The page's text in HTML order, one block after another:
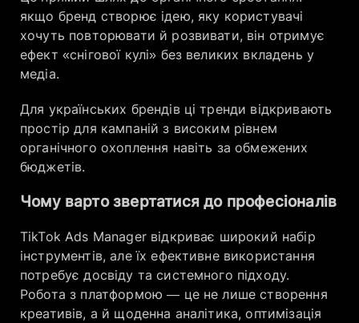
якщо бренд створює ідею, яку користувачі
хочуть повторювати й розвивати, він отримує
ефект «снігової кулі» без великих вкладень у
медіа.
Для українських брендів ці тренди відкривають
простір для кампаній з високим рівнем
органічного охоплення навіть за обмежених
бюджетів.
Чому варто звертатися до професіонал​ів
TikTok Ads Manager відкриває широкий набір
інструментів, але їх ефективне використання
потребує досвіду та системного підходу.
Робота з платформою — це не лише створення
креативів, а й щоденна аналітика, оптимізація